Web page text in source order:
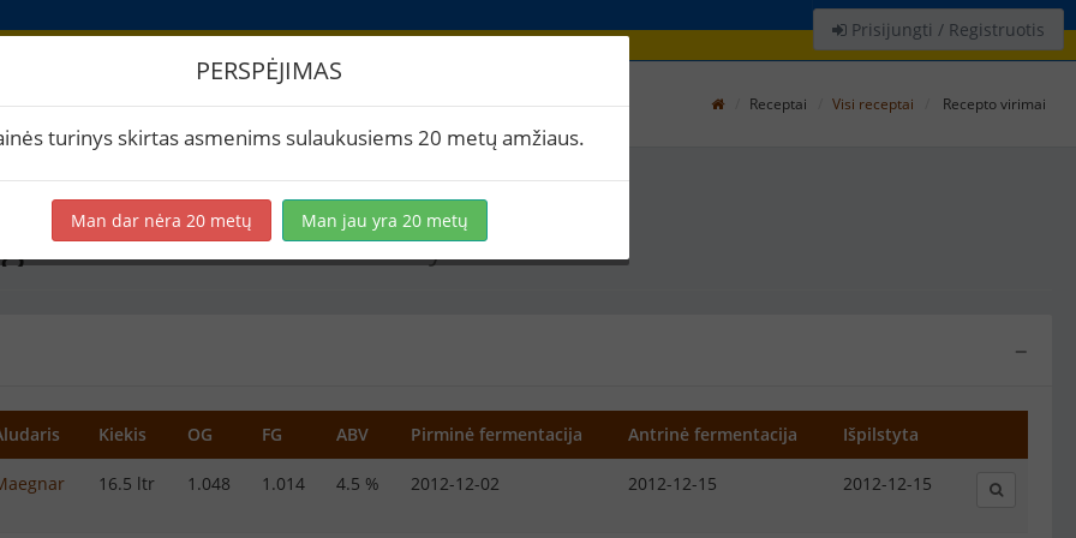
Prisijungti / Registruotis
Receptai Visi receptai Recepto virimai
HarvestLietuviškas sodybos alus
−
Kiekis OG FG ABV Pirminė fermentacija Antrinė fermentacija Išpilstyta
16.5 ltr 1.048 1.014 4.5 % 2012-12-02 2012-12-15 2012-12-15
PERSPĖJIMAS
turinys skirtas asmenims sulaukusiems 20 metų amžiaus.
Man dar nėra 20 metų Man jau yra 20 metų